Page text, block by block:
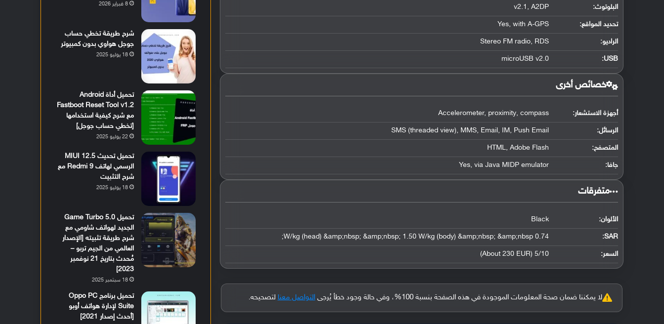
البلوتوث:
v2.1, A2DP
تحديد المواقع:
Yes, with A-GPS
الراديو: Stereo FM radio, RDS
USB
:
microUSB v2.0
خصائص أخرى
أجهزة الاستشعار: Accelerometer, proximity, compass
الرسائل: SMS (threaded view), MMS, Email, IM, Push Email
المتصفح: HTML, Adobe Flash
جافا: Yes, via Java MIDP emulator
‏متفرقات‏
الألوان: Black
SAR
:
0.74 W/kg (head) &amp;nbsp; &amp;nbsp; 1.50 W/kg (body) &amp;nbsp; &amp;nbsp;
السعر: 5/10 (About 230 EUR)
لا يمكننا ضمان صحة المعلومات الموجودة في هذه الصفحة بنسبة 100%، وفي حالة وجود خطأ يُرجى التواصل معنا لتصحيحه.
8 فبراير 2026
شرح طريقة تخطي حساب
جوجل هواوي بدون كمبيوتر
18 يوليو 2025
تحميل أداة Android
Fastboot Reset Tool v1.2
مع شرح كيفية استخدامها
[تخطي حساب جوجل]
22 يوليو 2025
تحميل تحديث MIUI 12.5
الرسمي لهاتف Redmi 9 مع
شرح التثبيت
18 يوليو 2025
تحميل Game Turbo 5.0
الجديد لهواتف شاومي مع
شرح طريقة تثبيته [الإصدار
العالمي من الجيم تربو –
مُحدث بتاريخ 21 نوفمبر
2023]
18 سبتمبر 2025
تحميل برنامج Oppo PC
Suite لإدارة هواتف أوبو
[أحدث إصدار 2021]